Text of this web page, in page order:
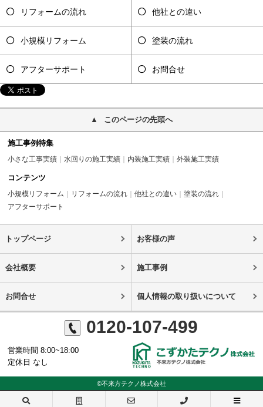
リフォームの流れ 他社との違い
小規模リフォーム 塗装の流れ
アフターサポート お問合せ
このページの先頭へ
施工事例特集
小さな工事実績 水回りの施工実績 内装施工実績 外装施工実績
コンテンツ
小規模リフォーム リフォームの流れ 他社との違い
塗装の流れ
アフターサポート
トップページ お客様の声
会社概要 施工事例
お問合せ 個人情報の取り扱いについて
0120-107-499
営業時間 8:00~18:00
定休日 なし
©不来方テクノ株式会社